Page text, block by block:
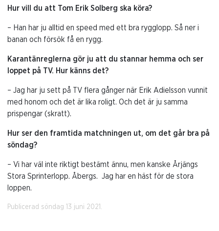
Hur vill du att Tom Erik Solberg ska köra?
– Han har ju alltid en speed med ett bra rygglopp. Så ner i
banan och försök få en rygg.
Karantänreglerna gör ju att du stannar hemma och ser
loppet på TV. Hur känns det?
– Jag har ju sett på TV flera gånger när Erik Adielsson vunnit
med honom och det är lika roligt. Och det är ju samma
prispengar (skratt).
Hur ser den framtida matchningen ut, om det går bra på
söndag?
– Vi har väl inte riktigt bestämt ännu, men kanske Årjängs
Stora Sprinterlopp. Åbergs. Jag har en häst för de stora
loppen.
Publicerad söndag 13 juni 2021.